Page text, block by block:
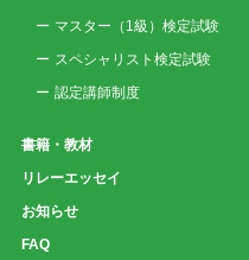
マスター（1級）検定試験
スペシャリスト検定試験
認定講師制度
書籍・教材
リレーエッセイ
お知らせ
FAQ